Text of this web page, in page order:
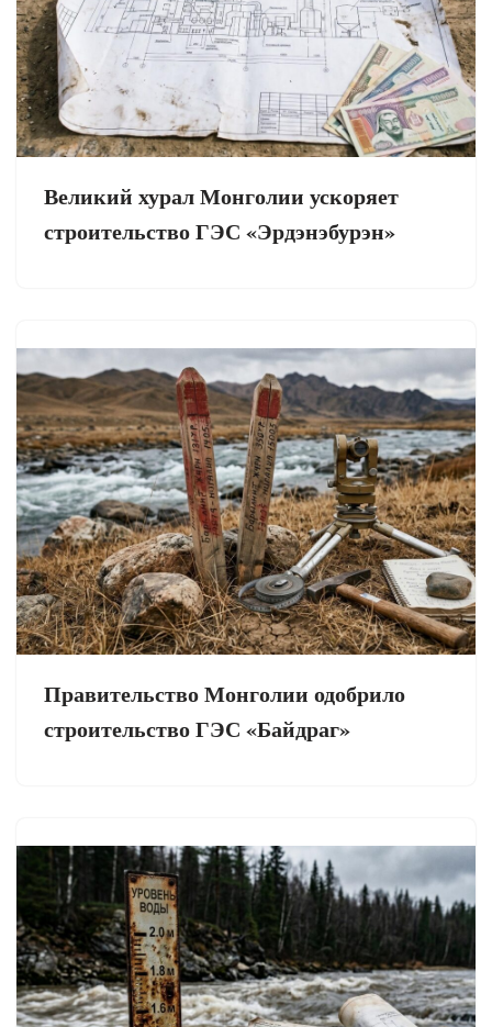
Великий хурал Монголии ускоряет
строительство ГЭС «Эрдэнэбурэн»
Правительство Монголии одобрило
строительство ГЭС «Байдраг»